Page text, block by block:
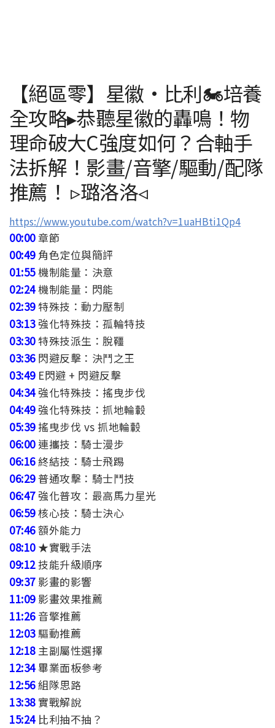
【絕區零】星徽·比利🏍️培養
全攻略▸恭聽星徽的轟鳴！物
理命破大C強度如何？合軸手
法拆解！影畫/音擎/驅動/配隊
推薦！ ▹璐洛洛◃
https://www.youtube.com/watch?v=1uaHBti1Qp4
00:00章節
00:49角色定位與簡評
01:55機制能量：決意
02:24機制能量：閃能
02:39特殊技：動力壓制
03:13強化特殊技：孤輪特技
03:30特殊技派生：脫韁
03:36 閃避反擊：決鬥之王
03:49E閃避 + 閃避反擊
04:34 強化特殊技：搖曳步伐
04:49 強化特殊技：抓地輪轂
05:39搖曳步伐 vs 抓地輪轂
06:00連攜技：騎士漫步
06:16終結技：騎士飛踢
06:29普通攻擊：騎士鬥技
06:47強化普攻：最高馬力星光
06:59核心技：騎士決心
07:46額外能力
08:10★實戰手法
09:12技能升級順序
09:37 影畫的影響
11:09 影畫效果推薦
11:26 音擎推薦
12:03驅動推薦
12:18 主副屬性選擇
12:34畢業面板參考
12:56組隊思路
13:38實戰解說
15:24比利抽不抽？